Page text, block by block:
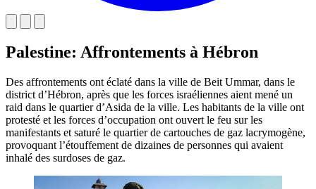
Palestine: Affrontements à Hébron
Des affrontements ont éclaté dans la ville de Beit Ummar, dans le
district d’Hébron, après que les forces israéliennes aient mené un
raid dans le quartier d’Asida de la ville. Les habitants de la ville ont
protesté et les forces d’occupation ont ouvert le feu sur les
manifestants et saturé le quartier de cartouches de gaz lacrymogène,
provoquant l’étouffement de dizaines de personnes qui avaient
inhalé des surdoses de gaz.